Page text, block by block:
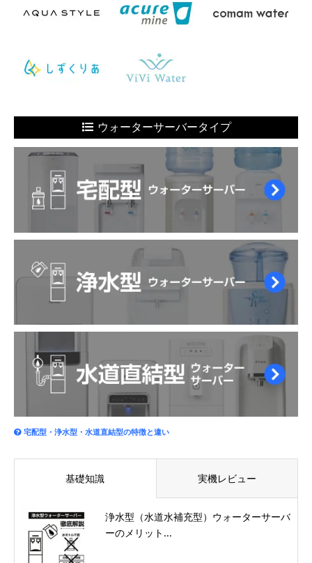
ウォーターサーバータイプ
宅配型・浄水型・水道直結型の特徴と違い
基礎知識 実機レビュー
浄水型（水道水補充型）ウォーターサーバ
ーのメリット...